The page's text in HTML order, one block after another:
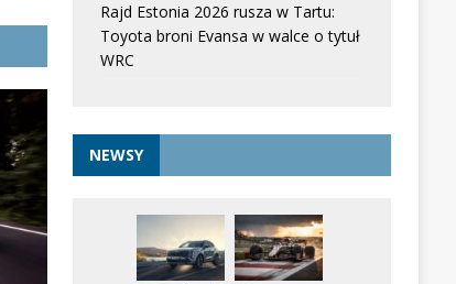
Rajd Estonia 2026 rusza w Tartu:
Toyota broni Evansa w walce o tytuł
WRC
NEWSY